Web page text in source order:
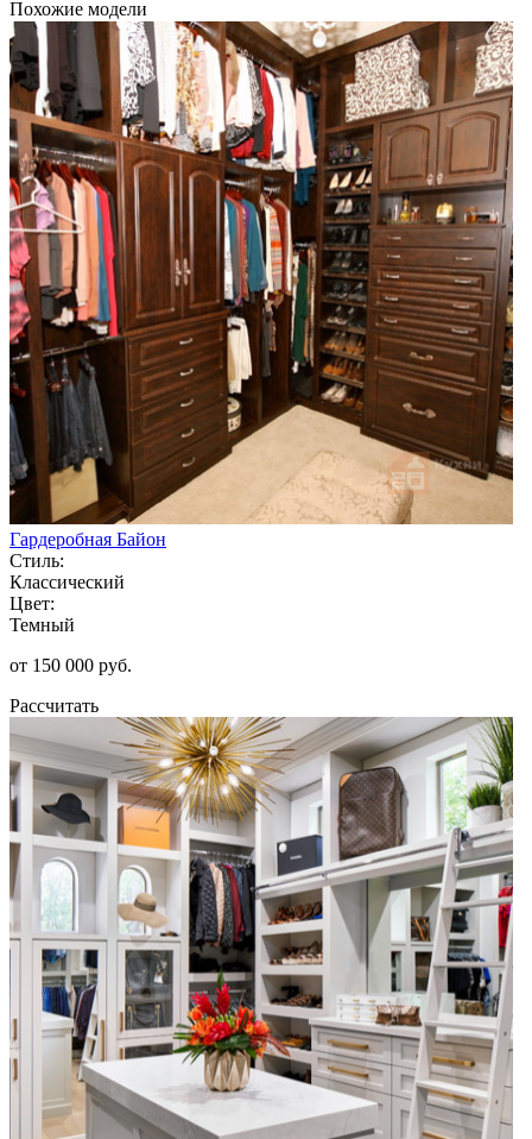
Похожие модели
Гардеробная Байон
Стиль:
Классический
Цвет:
Темный
от 150 000 руб.
Рассчитать